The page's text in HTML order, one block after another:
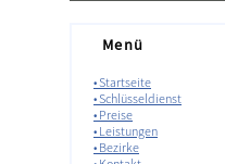
Menü
• Startseite
• Schlüsseldienst
• Preise
• Leistungen
• Bezirke